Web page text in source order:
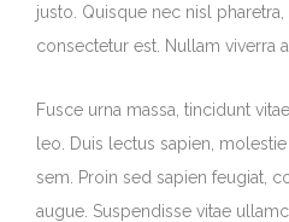
justo. Quisque nec nisl
consectetur est. Nullam viverra
Fusce urna massa, tincidunt
leo. Duis lectus sapien,
sem. Proin sed sapien feugiat,
augue. Suspendisse vitae